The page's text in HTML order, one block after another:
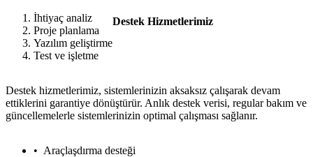
İhtiyaç analiz
Proje planlama
Yazılım geliştirme
Test ve işletme
Destek Hizmetlerimiz
Destek hizmetlerimiz, sistemlerinizin aksaksız çalışarak devam
ettiklerini garantiye dönüştürür. Anlık destek verisi, regular bakım ve
güncellemelerle sistemlerinizin optimal çalışması sağlanır.
Araçlaşdırma desteği